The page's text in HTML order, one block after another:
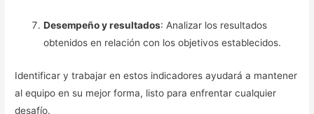
Desempeño y resultados: Analizar los resultados
obtenidos en relación con los objetivos establecidos.
Identificar y trabajar en estos indicadores ayudará a mantener
al equipo en su mejor forma, listo para enfrentar cualquier
desafío.